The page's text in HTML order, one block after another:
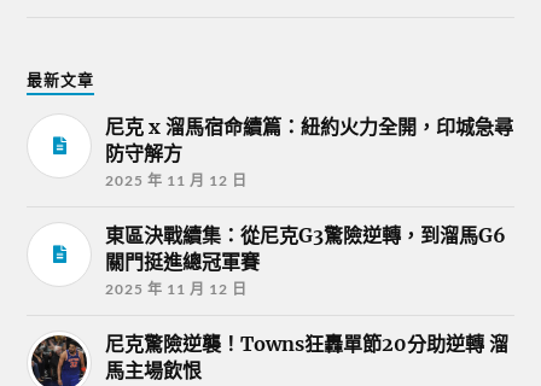
最新文章
尼克 x 溜馬宿命續篇：紐約火力全開，印城急尋
防守解方
2025 年 11 月 12 日
東區決戰續集：從尼克G3驚險逆轉，到溜馬G6
關門挺進總冠軍賽
2025 年 11 月 12 日
尼克驚險逆襲！Towns狂轟單節20分助逆轉 溜
馬主場飲恨